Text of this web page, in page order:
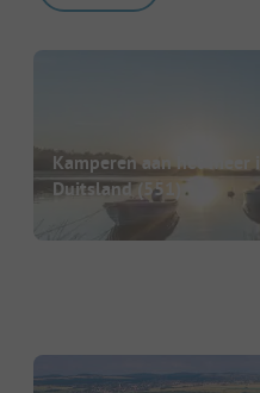
Kamperen aan het meer in
Duitsland(551)